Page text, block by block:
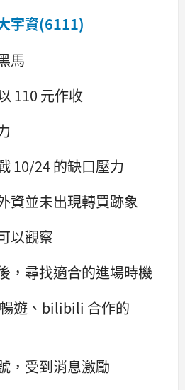
宇資(6111)
馬
110 元作收
10/24 的缺口壓力
資並未出現轉買跡象
以觀察
，尋找適合的進場時機
遊、bilibili 合作的
，受到消息激勵